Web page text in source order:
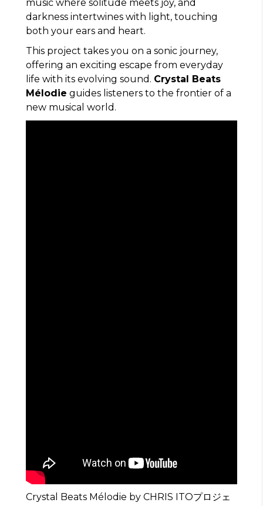
music where solitude meets joy, and
darkness intertwines with light, touching
both your ears and heart.
This project takes you on a sonic journey,
offering an exciting escape from everyday
life with its evolving sound. Crystal Beats
Mélodie guides listeners to the frontier of a
new musical world.
Crystal Beats Mélodie by CHRIS ITOプロジェ